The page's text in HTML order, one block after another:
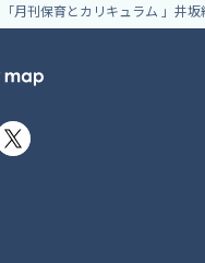
「月刊保育とカリキュラム 」井
X